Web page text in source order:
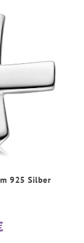
925 Silber